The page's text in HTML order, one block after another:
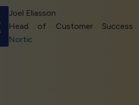
Joel Eliasson
Head of Customer Success
Nortic